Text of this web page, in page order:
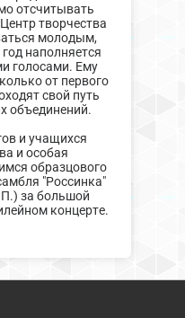
отсчитывать
творчества
молодым,
наполняется
голосами. Ему
от первого
свой путь
объединений.
и учащихся
и особая
образцового
"Россинка"
за большой
концерте.